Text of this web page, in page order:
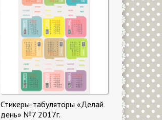
Стикеры-табуляторы «Делай
день» №7 2017г.